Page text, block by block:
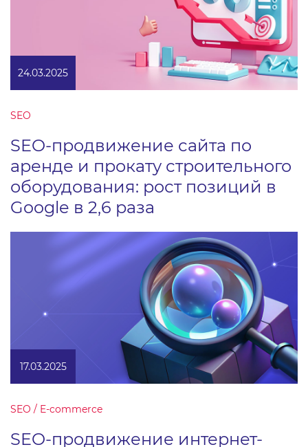
24.03.2025
SEO
SEO-продвижение сайта по
аренде и прокату строительного
оборудования: рост позиций в
Google в 2,6 раза
17.03.2025
SEO / E-commerce
SEO-продвижение интернет-